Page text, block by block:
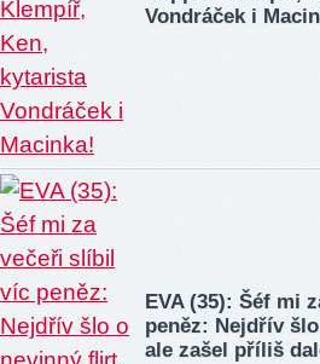
Vondráček i
EVA (35): Šéf mi
peněz: Nejdřív
ale zašel příliš